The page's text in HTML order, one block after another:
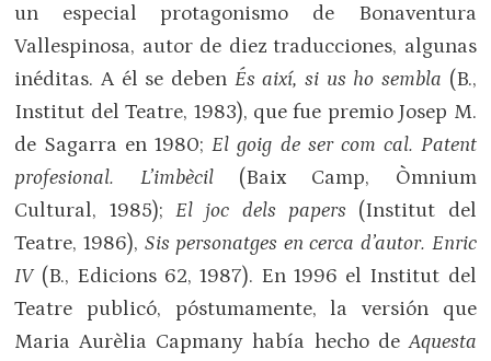
un especial protagonismo de Bonaventura
Vallespinosa, autor de diez traducciones, algunas
inéditas. A él se deben És així, si us ho sembla (B.,
Institut del Teatre, 1983), que fue premio Josep M.
de Sagarra en 1980;El goig de ser com cal. Patent
profesional. L’imbècil(Baix Camp, Òmnium
Cultural, 1985);El joc dels papers (Institut del
Teatre, 1986), Sis personatges en cerca d’autor. Enric
IV (B., Edicions 62, 1987). En 1996 el Institut del
Teatre publicó, póstumamente, la versión que
Maria Aurèlia Capmany había hecho deAquesta